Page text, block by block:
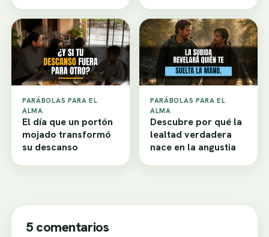
PARÁBOLAS PARA EL
ALMA
El día que un portón
mojado transformó
su descanso
PARÁBOLAS PARA EL
ALMA
Descubre por qué la
lealtad verdadera
nace en la angustia
5 comentarios